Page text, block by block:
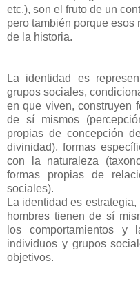
etc.), son el fruto de un
pero también porque esos
de la historia.
La identidad es
grupos sociales,
en que viven, construyen
de sí mismos
propias de concepción
divinidad), formas
con la naturaleza
formas propias de
sociales).
La identidad es
hombres tienen de sí
los comportamientos
individuos y grupos
objetivos.